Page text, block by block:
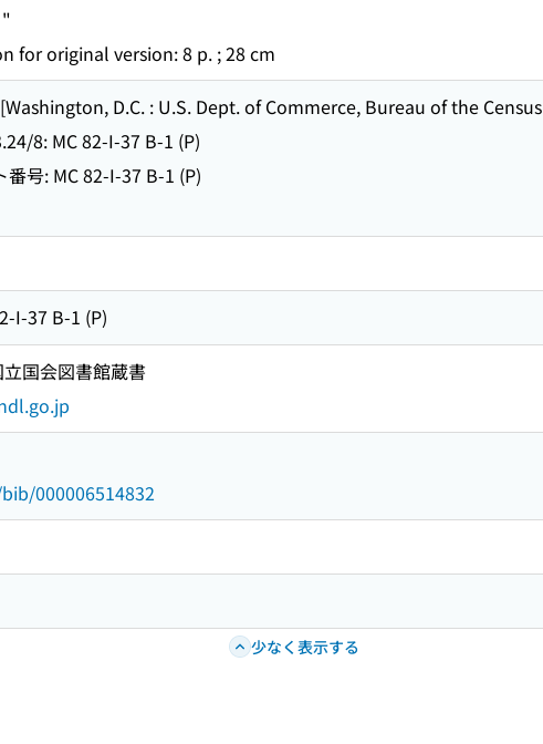
for original version: 8 p. ; 28 cm
D.C. : U.S. Dept. of Commerce, Bureau of the
8: MC 82-I-37 B-1 (P)
号: MC 82-I-37 B-1 (P)
I-37 B-1 (P)
国会図書館蔵書
000006514832
少なく表示する